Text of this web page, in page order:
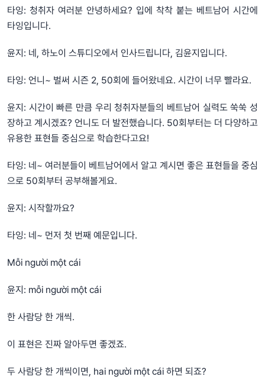
타잉: 청취자 여러분 안녕하세요? 입에 착착 붙는 베트남어 시간에
타잉입니다.
윤지: 네, 하노이 스튜디오에서 인사드립니다, 김윤지입니다.
타잉: 언니~ 벌써 시즌 2, 50회에 들어왔네요. 시간이 너무 빨라요.
윤지: 시간이 빠른 만큼 우리 청취자분들의 베트남어 실력도 쑥쑥 성
장하고 계시겠죠? 언니도 더 발전했습니다. 50회부터는 더 다양하고
유용한 표현들 중심으로 학습한다고요!
타잉: 네~ 여러분들이 베트남어에서 알고 계시면 좋은 표현들을 중심
으로 50회부터 공부해볼게요.
윤지: 시작할까요?
타잉: 네~ 먼저 첫 번째 예문입니다.
Mỗi người một cái
윤지: mỗi người một cái
한 사람당 한 개씩.
이 표현은 진짜 알아두면 좋겠죠.
두 사람당 한 개씩이면, hai người một cái 하면 되죠?